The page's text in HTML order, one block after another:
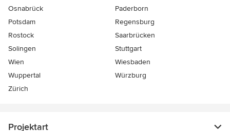
Osnabrück
Paderborn
Potsdam
Regensburg
Rostock
Saarbrücken
Solingen
Stuttgart
Wien
Wiesbaden
Wuppertal
Würzburg
Zürich
Projektart